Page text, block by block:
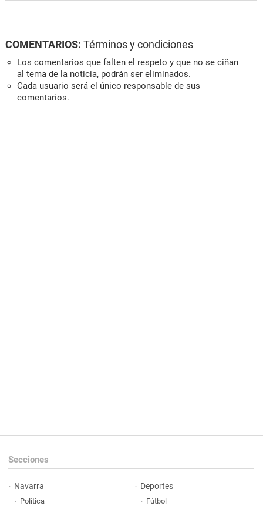
COMENTARIOS: Términos y condiciones
Los comentarios que falten el respeto y que no se ciñan
al tema de la noticia, podrán ser eliminados.
Cada usuario será el único responsable de sus
comentarios.
Secciones
Navarra
Política
Deportes
Fútbol